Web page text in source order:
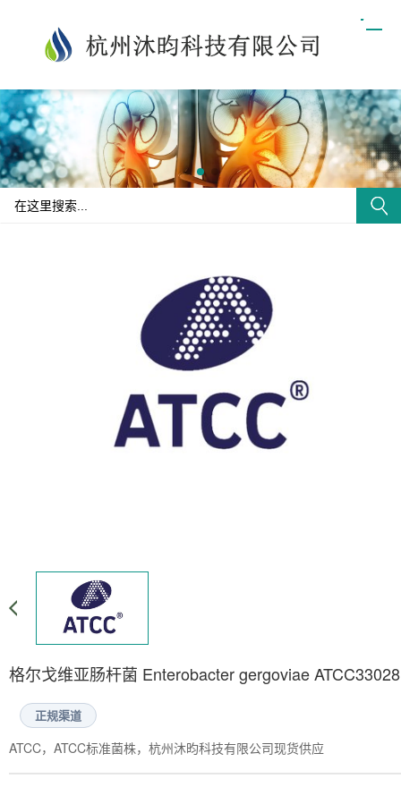
格尔戈维亚肠杆菌 Enterobacter gergoviae ATCC33028
正规渠道
ATCC，ATCC标准菌株，杭州沐昀科技有限公司现货供应